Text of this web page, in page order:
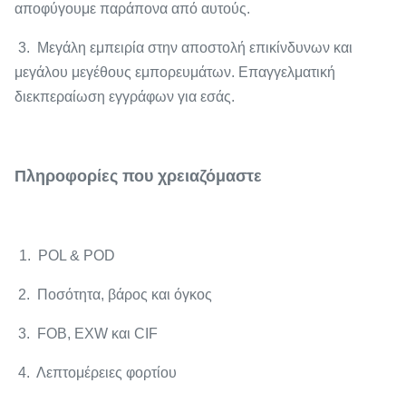
αποφύγουμε παράπονα από αυτούς.
3. Μεγάλη εμπειρία στην αποστολή επικίνδυνων και
μεγάλου μεγέθους εμπορευμάτων. Επαγγελματική
διεκπεραίωση εγγράφων για εσάς.
Πληροφορίες που χρειαζόμαστε
1. POL & POD
2. Ποσότητα, βάρος και όγκος
3. FOB, EXW και CIF
4. Λεπτομέρειες φορτίου